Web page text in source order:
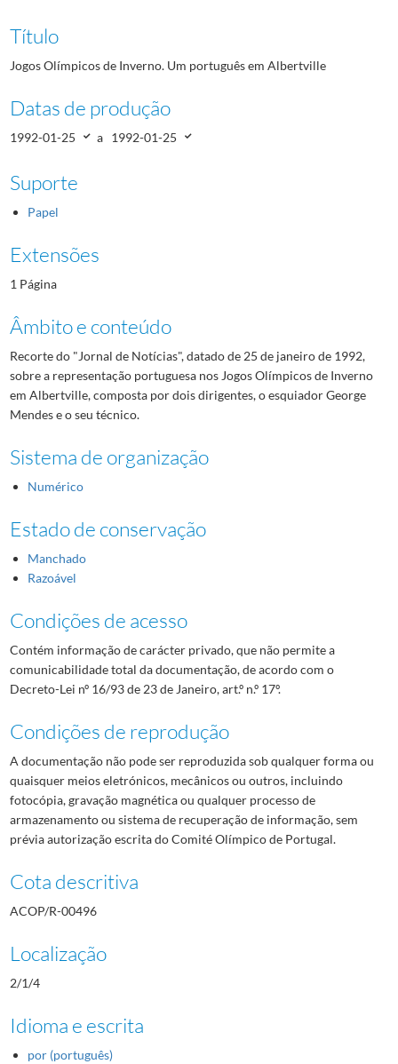
Título
Jogos Olímpicos de Inverno. Um português em Albertville
Datas de produção
1992-01-25 a 1992-01-25
Suporte
Papel
Extensões
1 Página
Âmbito e conteúdo
Recorte do "Jornal de Notícias", datado de 25 de janeiro de 1992,
sobre a representação portuguesa nos Jogos Olímpicos de Inverno
em Albertville, composta por dois dirigentes, o esquiador George
Mendes e o seu técnico.
Sistema de organização
Numérico
Estado de conservação
Manchado
Razoável
Condições de acesso
Contém informação de carácter privado, que não permite a
comunicabilidade total da documentação, de acordo com o
Decreto-Lei nº 16/93 de 23 de Janeiro, art.º n.º 17º.
Condições de reprodução
A documentação não pode ser reproduzida sob qualquer forma ou
quaisquer meios eletrónicos, mecânicos ou outros, incluindo
fotocópia, gravação magnética ou qualquer processo de
armazenamento ou sistema de recuperação de informação, sem
prévia autorização escrita do Comité Olímpico de Portugal.
Cota descritiva
ACOP/R-00496
Localização
2/1/4
Idioma e escrita
por (português)